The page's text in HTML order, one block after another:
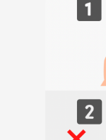
小学生未満のお子様
(小学生以上の方は親